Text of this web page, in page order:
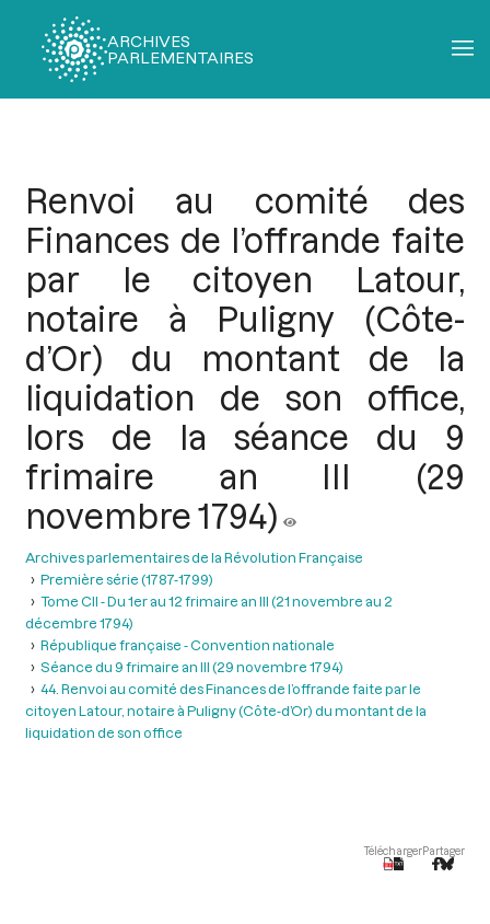
ARCHIVES
PARLEMENTAIRES
Renvoi au comité des
Finances de l’offrande faite
par le citoyen Latour,
notaire à Puligny (Côte-
d’Or) du montant de la
liquidation de son office,
lors de la séance du 9
frimaire an III (29
novembre 1794)
Archives parlementaires de la Révolution Française
Première série (1787-1799)
Tome CII - Du 1er au 12 frimaire an III (21 novembre au 2
décembre 1794)
République française - Convention nationale
Séance du 9 frimaire an III (29 novembre 1794)
44. Renvoi au comité des Finances de l’offrande faite par le
citoyen Latour, notaire à Puligny (Côte-d’Or) du montant de la
liquidation de son office
TéléchargerPartager